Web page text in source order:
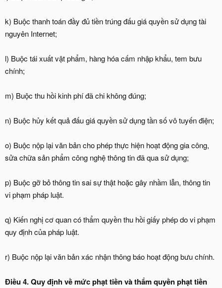
k) Buộc thanh toán đầy đủ tiền trúng đấu giá quyền sử dụng tài
nguyên Internet;
l) Buộc tái xuất vật phẩm, hàng hóa cấm nhập khẩu, tem bưu
chính;
m) Buộc thu hồi kinh phí đã chi không đúng;
n) Buộc hủy kết quả đấu giá quyền sử dụng tần số vô tuyến điện;
o) Buộc nộp lại văn bản cho phép thực hiện hoạt động gia công,
sửa chữa sản phẩm công nghệ thông tin đã qua sử dụng;
p) Buộc gỡ bỏ thông tin sai sự thật hoặc gây nhầm lẫn, thông tin
vi phạm pháp luật.
q) Kiến nghị cơ quan có thẩm quyền thu hồi giấy phép do vi phạm
quy định của pháp luật.
r) Buộc nộp lại văn bản xác nhận thông báo hoạt động bưu chính.
Điều 4. Quy định về mức phạt tiền và thẩm quyền phạt tiền